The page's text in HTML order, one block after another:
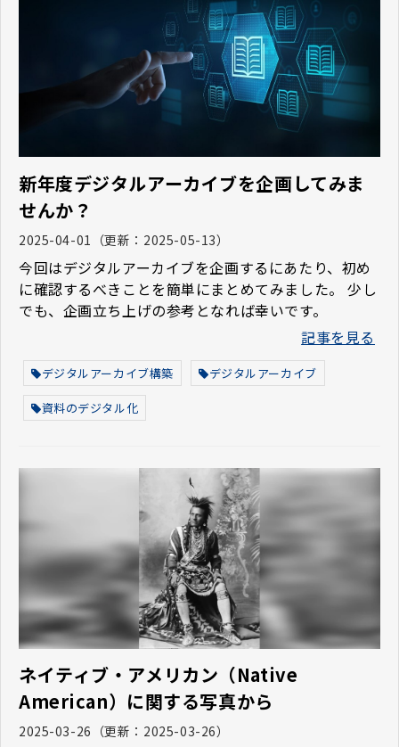
新年度デジタルアーカイブを企画してみま
せんか？
2025-04-01 （更新： 2025-05-13）
今回はデジタルアーカイブを企画するにあたり、初め
に確認するべきことを簡単にまとめてみました。 少し
でも、企画立ち上げの参考となれば幸いです。
記事を見る
デジタルアーカイブ構築 デジタルアーカイブ
資料のデジタル化
ネイティブ・アメリカン（Native
American）に関する写真から
2025-03-26 （更新： 2025-03-26）